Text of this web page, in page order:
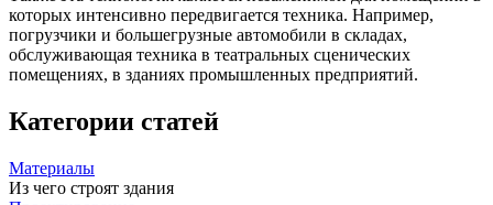
которых интенсивно передвигается техника. Например,
погрузчики и большегрузные автомобили в складах,
обслуживающая техника в театральных сценических
помещениях, в зданиях промышленных предприятий.
Категории статей
Материалы
Из чего строят здания